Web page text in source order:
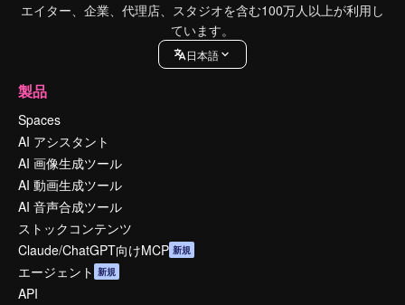
エイター、企業、代理店、スタジオを含む100万人以上が利用し
ています。
日本語
製品
Spaces
AI アシスタント
AI 画像生成ツール
AI 動画生成ツール
AI 音声合成ツール
ストックコンテンツ
Claude/ChatGPT向けMCP 新規
エージェント 新規
API